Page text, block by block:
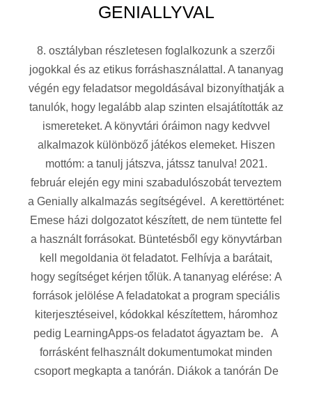
GENIALLYVAL
8. osztályban részletesen foglalkozunk a szerzői
jogokkal és az etikus forráshasználattal. A tananyag
végén egy feladatsor megoldásával bizonyíthatják a
tanulók, hogy legalább alap szinten elsajátították az
ismereteket. A könyvtári óráimon nagy kedvvel
alkalmazok különböző játékos elemeket. Hiszen
mottóm: a tanulj játszva, játssz tanulva! 2021.
február elején egy mini szabadulószobát terveztem
a Genially alkalmazás segítségével. A kerettörténet:
Emese házi dolgozatot készített, de nem tüntette fel
a használt forrásokat. Büntetésből egy könyvtárban
kell megoldania öt feladatot. Felhívja a barátait,
hogy segítséget kérjen tőlük. A tananyag elérése: A
források jelölése A feladatokat a program speciális
kiterjesztéseivel, kódokkal készítettem, háromhoz
pedig LearningApps-os feladatot ágyaztam be. A
forrásként felhasznált dokumentumokat minden
csoport megkapta a tanórán. Diákok a tanórán De